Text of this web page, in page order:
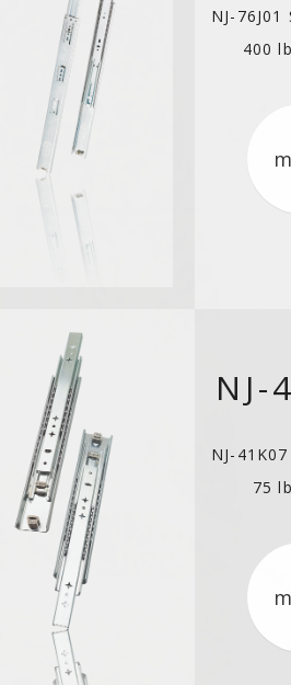
NJ-
400
NJ-
NJ-
75